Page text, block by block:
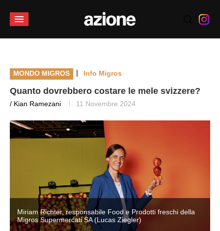
MONDO MIGROS | Info Migros
Quanto dovrebbero costare le mele svizzere?
/ Kian Ramezani 11 Novembre 2024
Miriam Richter, responsabile Food e Prodotti freschi della
Migros Supermercati SA (Lucas Ziegler)